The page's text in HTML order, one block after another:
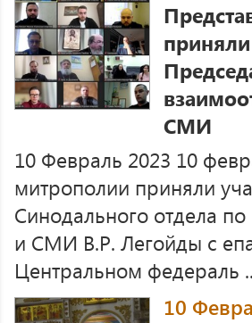
СМИ
10 Февраль 2023 10
митрополии приняли
Синодального отдела
и СМИ В.Р. Легойды с
Центральном федераль
10